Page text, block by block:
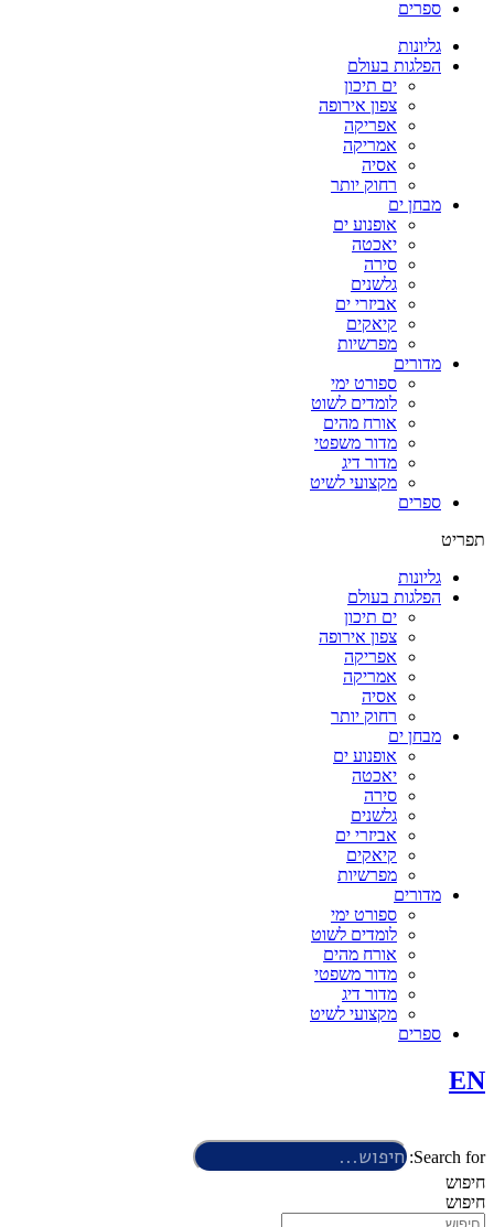
ספרים
גליונות
הפלגות בעולם
ים תיכון
צפון אירופה
אפריקה
אמריקה
אסיה
רחוק יותר
מבחן ים
אופנוע ים
יאכטה
סירה
גלשנים
אביזרי ים
קיאקים
מפרשיות
מדורים
ספורט ימי
לומדים לשוט
אורח מהים
מדור משפטי
מדור דיג
מקצועי לשיט
ספרים
תפריט
גליונות
הפלגות בעולם
ים תיכון
צפון אירופה
אפריקה
אמריקה
אסיה
רחוק יותר
מבחן ים
אופנוע ים
יאכטה
סירה
גלשנים
אביזרי ים
קיאקים
מפרשיות
מדורים
ספורט ימי
לומדים לשוט
אורח מהים
מדור משפטי
מדור דיג
מקצועי לשיט
ספרים
EN
Search for:
חיפוש
חיפוש